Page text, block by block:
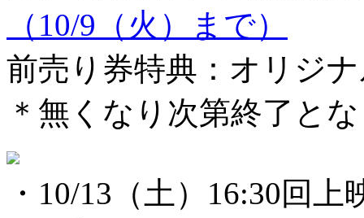
（10/9（火）まで）
前売り券特典：オリジ
＊無くなり次第終了と
・10/13（土）16:30回